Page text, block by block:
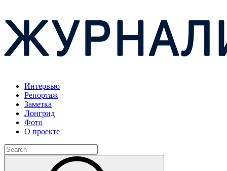
Интервью
Репортаж
Заметка
Лонгрид
Фото
О проекте